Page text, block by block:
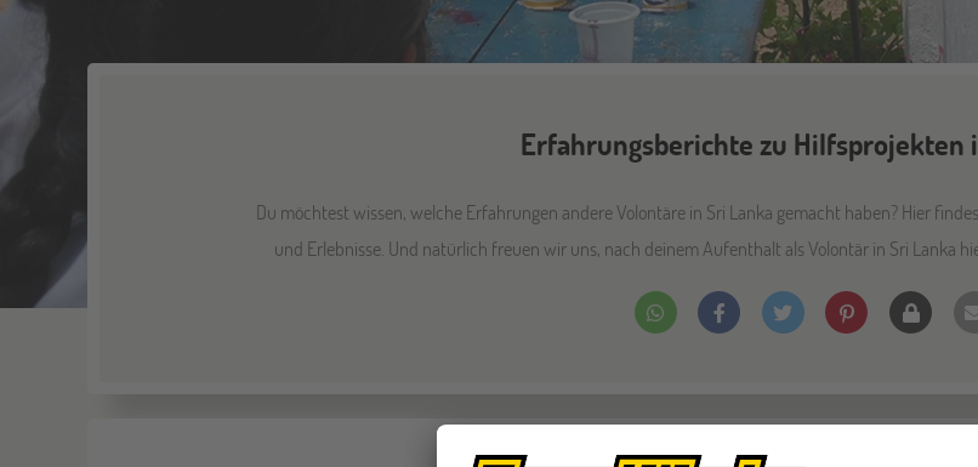
Erfahrungsberichte zu Hilfsprojekten
Du möchtest wissen, welche Erfahrungen andere Volontäre in Sri Lanka gemacht haben? Hier
und Erlebnisse. Und natürlich freuen wir uns, nach deinem Aufenthalt als Volontär in Sri Lanka